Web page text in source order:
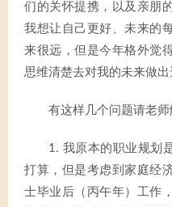
们的关怀提携，以及亲朋
我想让自己更好、未来的
来很远，但是今年格外觉
思维清楚去对我的未来做出
有这样几个问题请老师
1. 我原本的职业规划
打算，但是考虑到家庭经
士毕业后（丙午年）工作